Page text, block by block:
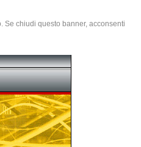
Se chiudi questo banner, acconsenti